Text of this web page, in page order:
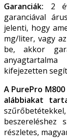
Garanciák: 2
garanciával
jelenti, hogy
mg/liter, vagy
be, akkor
kifejezetten
A PurePro
alábbiakat
beszereléshez
részletes,